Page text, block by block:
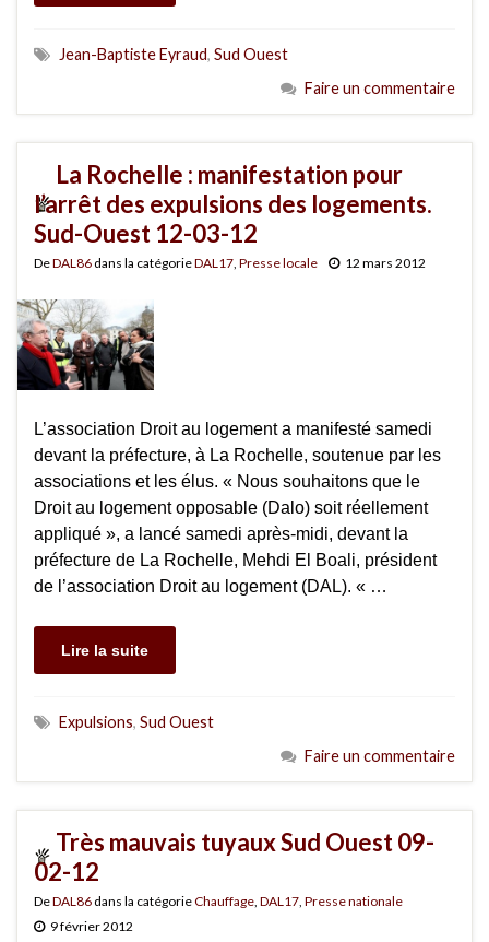
Jean-Baptiste Eyraud, Sud Ouest
Faire un commentaire
La Rochelle : manifestation pour
l’arrêt des expulsions des logements.
Sud-Ouest 12-03-12
DeDAL86 dans la catégorieDAL17 Presse locale 12 mars 2012
L’association Droit au logement a manifesté samedi
devant la préfecture, à La Rochelle, soutenue par les
associations et les élus. « Nous souhaitons que le
Droit au logement opposable (Dalo) soit réellement
appliqué », a lancé samedi après-midi, devant la
préfecture de La Rochelle, Mehdi El Boali, président
de l’association Droit au logement (DAL). « …
Lire la suite
Expulsions, Sud Ouest
Faire un commentaire
Très mauvais tuyaux Sud Ouest 09-
02-12
DeDAL86 dans la catégorieChauffage DAL17 Presse nationale
9 février 2012